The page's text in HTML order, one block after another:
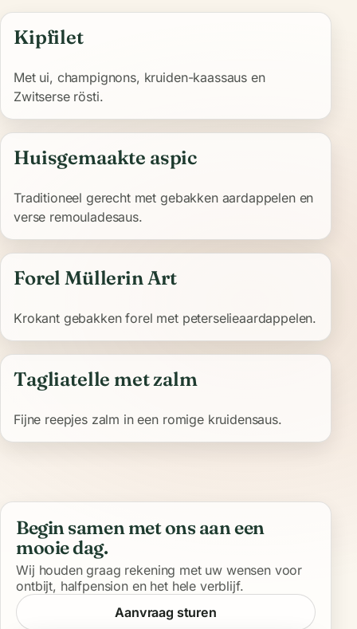
Kipfilet
Met ui, champignons, kruiden-kaassaus en
Zwitserse rösti.
Huisgemaakte aspic
Traditioneel gerecht met gebakken aardappelen en
verse remouladesaus.
Forel Müllerin Art
Krokant gebakken forel met peterselieaardappelen.
Tagliatelle met zalm
Fijne reepjes zalm in een romige kruidensaus.
Begin samen met ons aan een
mooie dag.
Wij houden graag rekening met uw wensen voor
ontbijt, halfpension en het hele verblijf.
Aanvraag sturen